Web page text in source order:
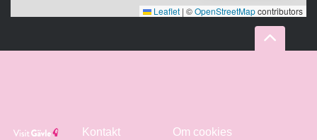
Leaflet | ©OpenStreetMapcontributors
Kontakt Om cookies